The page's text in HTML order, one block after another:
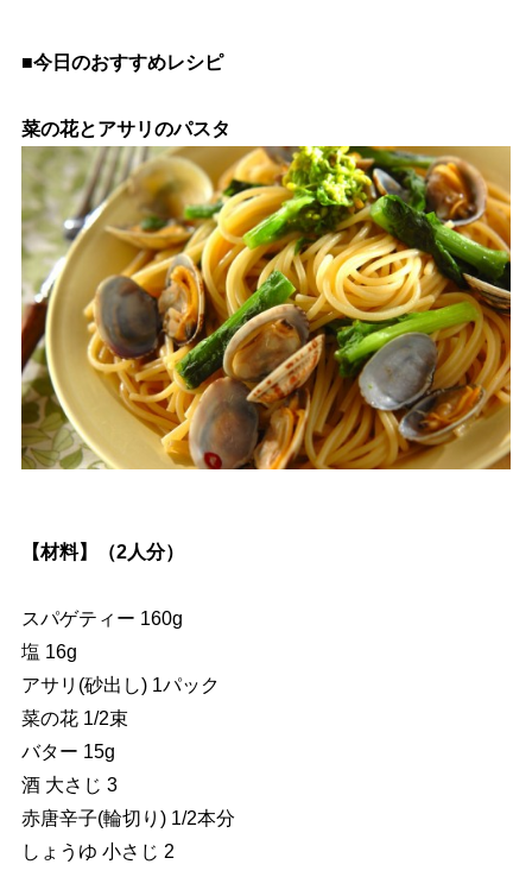
■今日のおすすめレシピ
菜の花とアサリのパスタ
【材料】（2人分）
スパゲティー 160g
塩 16g
アサリ(砂出し) 1パック
菜の花 1/2束
バター 15g
酒 大さじ 3
赤唐辛子(輪切り) 1/2本分
しょうゆ 小さじ 2